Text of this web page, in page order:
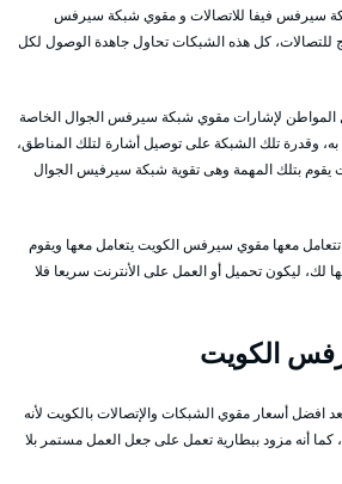
سيرفس فيفا للاتصالات و مقوي شبكة سيرفس
للتصالات، كل هذه الشبكات تحاول جاهدة الوصول لكل
المواطن لإشارات مقوي شبكة سيرفس الجوال الخاصة
وقدرة تلك الشبكة على توصيل أشارة لتلك المناطق،
بتلك المهمة وهى تقوية شبكة سيرفيس الجوال
معها مقوي سيرفس الكويت يتعامل معها ويقوم
لك، ليكون تحميل أو العمل على الأنترنت سريعا فلا
الكويت
أسعار مقوي الشبكات والإتصالات بالكويت لأنه
، كما أنه مزود ببطارية تعمل على جعل العمل مستمر بلا